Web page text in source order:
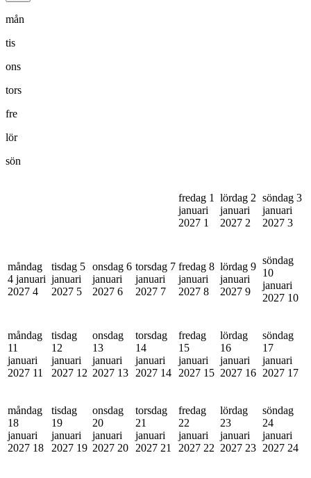
mån
tis
ons
tors
fre
lör
sön
fredag 1
januari
2027 1
lördag 2
januari
2027 2
söndag 3
januari
2027 3
måndag
4 januari
2027 4
tisdag 5
januari
2027 5
onsdag 6
januari
2027 6
torsdag 7
januari
2027 7
fredag 8
januari
2027 8
lördag 9
januari
2027 9
söndag
10
januari
2027 10
måndag
11
januari
2027 11
tisdag
12
januari
2027 12
onsdag
13
januari
2027 13
torsdag
14
januari
2027 14
fredag
15
januari
2027 15
lördag
16
januari
2027 16
söndag
17
januari
2027 17
måndag
18
januari
2027 18
tisdag
19
januari
2027 19
onsdag
20
januari
2027 20
torsdag
21
januari
2027 21
fredag
22
januari
2027 22
lördag
23
januari
2027 23
söndag
24
januari
2027 24